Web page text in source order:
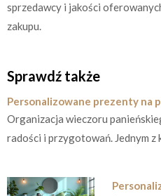
sprzedawcy i jakości
zakupu.
Sprawdź także
Personalizowane prezenty na
Organizacja wieczoru
radości i przygotowań. Jednym z